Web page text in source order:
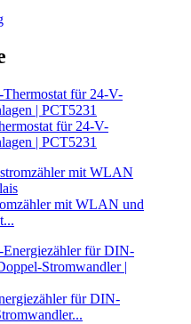
für 24-V-
| PCT5231
mit WLAN und
für DIN-